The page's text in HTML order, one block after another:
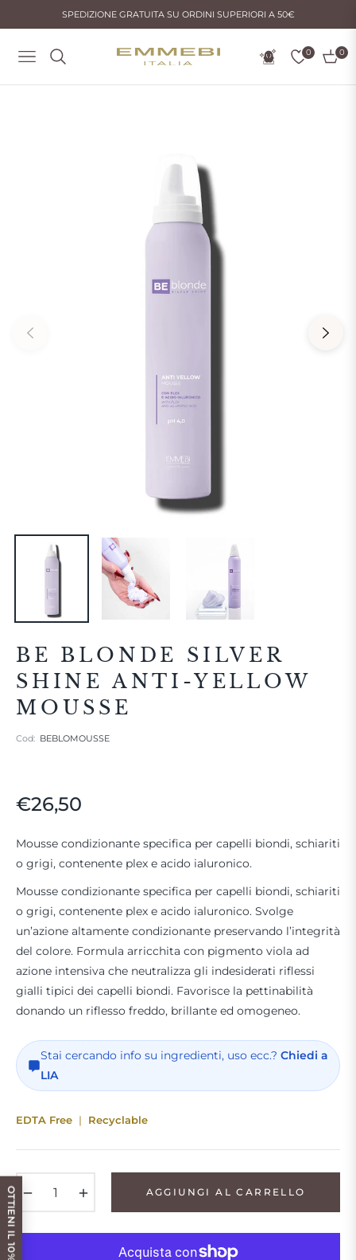
SPEDIZIONE GRATUITA SU ORDINI SUPERIORI A 50€
Navigation
0 0
BE BLONDE SILVER
SHINE ANTI-YELLOW
MOUSSE
Cod: BEBLOMOUSSE
Prezzo
€26,50
Mousse condizionante specifica per capelli biondi, schiariti
o grigi, contenente plex e acido ialuronico.
Mousse condizionante specifica per capelli biondi, schiariti
o grigi, contenente plex e acido ialuronico. Svolge
un’azione altamente condizionante preservando l’integrità
del colore. Formula arricchita con pigmento viola ad
azione intensiva che neutralizza gli indesiderati riflessi
gialli tipici dei capelli biondi. Favorisce la pettinabilità
donando un riflesso freddo, brillante ed omogeneo.
Stai cercando info su ingredienti, uso ecc.? Chiedi a
LIA
EDTA Free Recyclable
AGGIUNGI AL CARRELLO